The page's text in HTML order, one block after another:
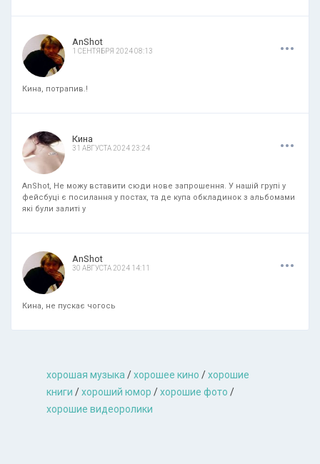
AnShot
1 СЕНТЯБРЯ 2024 08:13 ...
Кина, потрапив.!
Кина
31 АВГУСТА 2024 23:24 ...
AnShot, Не можу вставити сюди нове запрошення. У нашій групі у
фейсбуці є посилання у постах, та де купа обкладинок з альбомами
які були залиті у
AnShot
30 АВГУСТА 2024 14:11 ...
Кина, не пускає чогось
хорошая музыкa /хорошее кино /хорошие
книги /хороший юмор /хорошие фото /
хорошие видеоролики